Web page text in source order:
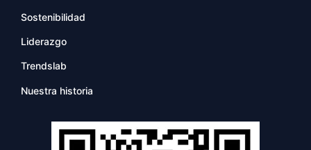
Sostenibilidad
Liderazgo
Trendslab
Nuestra historia